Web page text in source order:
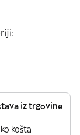
iz trgovine
košta